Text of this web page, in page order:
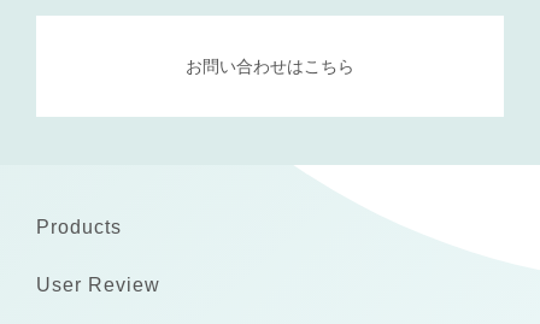
お問い合わせはこちら
Products
User Review